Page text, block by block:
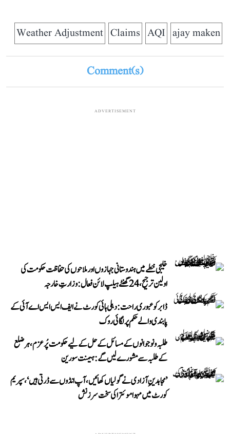
ajay maken
AQI
Claims
Weather Adjustment
Comment(s)
ADVERTISEMENT
خلیجی خطے میں ہندوستانی جہازوں اور ملاحوں کی حفاظت حکومت کی
اولین ترجیح، 24 گھنٹے ہیلپ لائن فعال: وزارتِ خارجہ
ڈابر کو عبوری راحت: دہلی ہائی کورٹ نے ایف ایس ایس اے آئی کے
پابندی والے حکم پر لگائی روک
طلبہ و نوجوانوں کے مسائل کے حل کے لیے حکومت پُرعزم، ہر ضلع
کے طلبہ سے مشورے لیں گے: ہیمنت سورین
’مجاہدینِ آزادی نے گولیاں کھائیں، آپ انڈوں سے ڈرتی ہیں‘، سپریم
کورٹ میں مہوا موئترا کی سخت سرزنش